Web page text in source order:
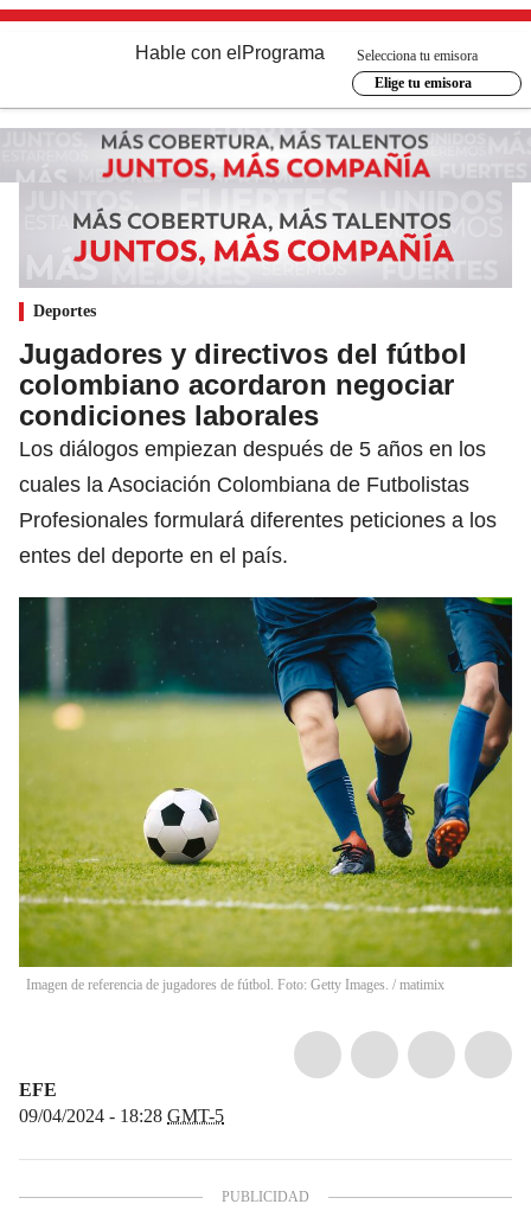
Hable con el Programa
Selecciona tu emisora
Elige tu emisora
Deportes
Jugadores y directivos del fútbol
colombiano acordaron negociar
condiciones laborales
Los diálogos empiezan después de 5 años en los
cuales la Asociación Colombiana de Futbolistas
Profesionales formulará diferentes peticiones a los
entes del deporte en el país.
Imagen de referencia de jugadores de fútbol. Foto: Getty Images. / matimix
EFE
09/04/2024 - 18:28 GMT-5